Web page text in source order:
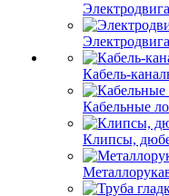
Кабель-
Кабельные
Клипсы,